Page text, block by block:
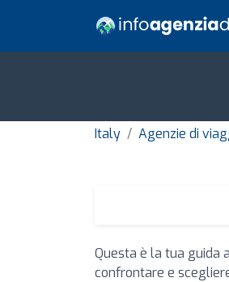
Italy Agenzie di
Questa è la tua guida a
confrontare e